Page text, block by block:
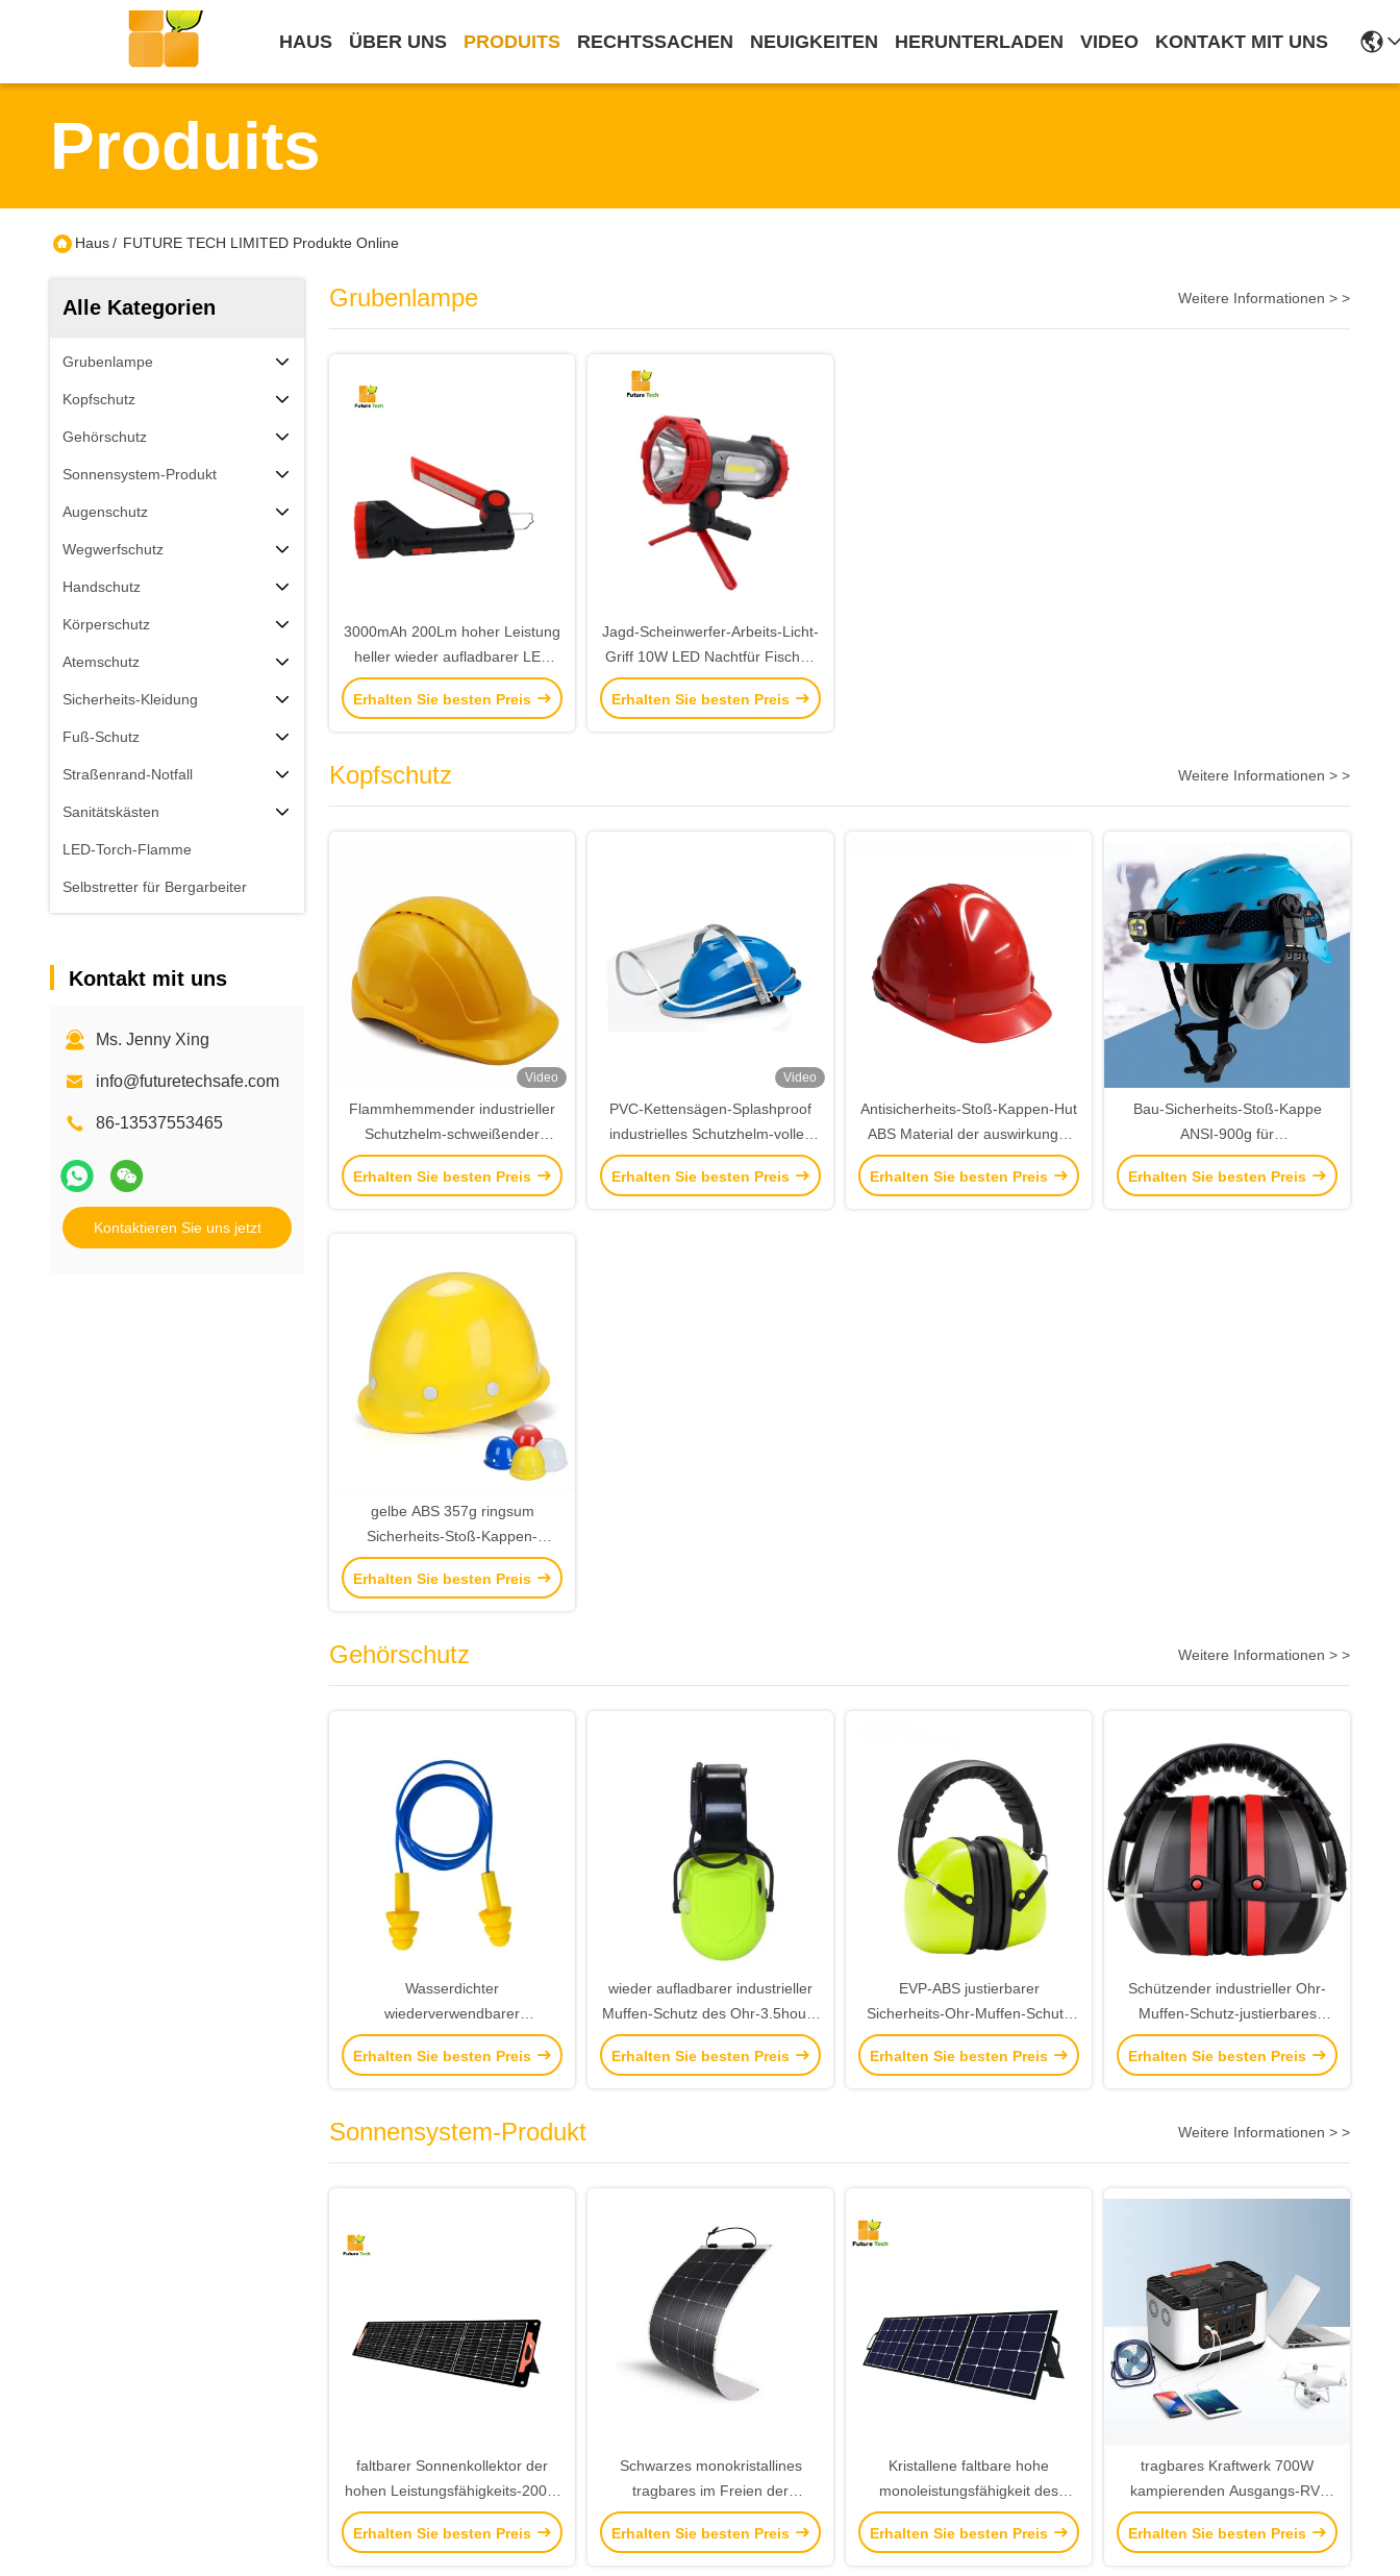
HAUS ÜBER UNS PRODUITS RECHTSSACHEN NEUIGKEITEN HERUNTERLADEN VIDEO KONTAKT MIT UNS
Produits
Haus/ FUTURE TECH LIMITED Produkte Online
Alle Kategorien
Grubenlampe
Kopfschutz
Gehörschutz
Sonnensystem-Produkt
Augenschutz
Wegwerfschutz
Handschutz
Körperschutz
Atemschutz
Sicherheits-Kleidung
Fuß-Schutz
Straßenrand-Notfall
Sanitätskästen
LED-Torch-Flamme
Selbstretter für Bergarbeiter
Kontakt mit uns
Ms. Jenny Xing
info@futuretechsafe.com
86-13537553465
Kontaktieren Sie uns jetzt
Grubenlampe Weitere Informationen > >
3000mAh 200Lm hoher Leistung
heller wieder aufladbarer LED
Scheinwerfer der Scheinwerfer-
Arbeits-mit USB
Erhalten Sie besten Preis
Jagd-Scheinwerfer-Arbeits-Licht-
Griff 10W LED Nachtfür Fischen
im Freien 10000 Stunden
Erhalten Sie besten Preis
Kopfschutz Weitere Informationen > >
Video
Flammhemmender industrieller
Schutzhelm-schweißender
Sturzhelm für Bau-
Industriearbeiter
Erhalten Sie besten Preis
Video
PVC-Kettensägen-Splashproof
industrielles Schutzhelm-volles
Gesichts-Bau-Sturzhelm CER
Erhalten Sie besten Preis
Antisicherheits-Stoß-Kappen-Hut
ABS Material der auswirkungs-
300g zur persönlichen Sicherheit
50 Grad
Erhalten Sie besten Preis
Bau-Sicherheits-Stoß-Kappe
ANSI-900g für
Bergsteigerausrüstung im Freien
Erhalten Sie besten Preis
gelbe ABS 357g ringsum
Sicherheits-Stoß-Kappen-
Hauptstoß-Schutz für Bau 64cm
Erhalten Sie besten Preis
Gehörschutz Weitere Informationen > >
Wasserdichter
wiederverwendbarer
Rauschunterdrückungs-
Ohrenstöpsel des Sicherheits-
Erhalten Sie besten Preis
wieder aufladbarer industrieller
Muffen-Schutz des Ohr-3.5hours
mit Antigeräusch-Verteidiger
Erhalten Sie besten Preis
EVP-ABS justierbarer
Sicherheits-Ohr-Muffen-Schutz
für Gehörschutz
Erhalten Sie besten Preis
Schützender industrieller Ohr-
Muffen-Schutz-justierbares
faltbares 31dB NRR
Erhalten Sie besten Preis
Sonnensystem-Produkt Weitere Informationen > >
faltbarer Sonnenkollektor der
hohen Leistungsfähigkeits-200W
für Notstrom-Bedarf
Erhalten Sie besten Preis
Schwarzes monokristallines
tragbares im Freien der
Flexiable-Sonnenkollektor-
Ausrüstungs-200W
Erhalten Sie besten Preis
Kristallene faltbare hohe
monoleistungsfähigkeit des
Sonnenkollektor-150W für
Camper-Stromausfall
Erhalten Sie besten Preis
tragbares Kraftwerk 700W
kampierenden Ausgangs-RV-
Reise-Notstrom im Freien
Erhalten Sie besten Preis